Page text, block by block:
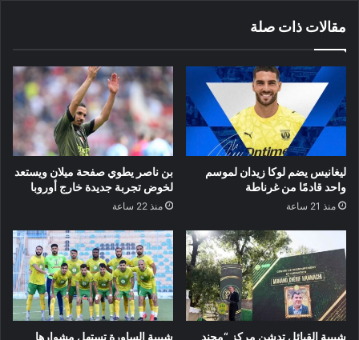
مقالات ذات صلة
ليغانيس يضم لوكا زيدان لموسم
واحد قادمًا من غرناطة
منذ 21 ساعة
بن ناصر يطوي صفحة ميلان ويستعد
لخوض تجربة جديدة خارج أوروبا
منذ 22 ساعة
شبيبة القبائل تدشن مركز “محند
شبيبة الساورة تستهل مشوارها